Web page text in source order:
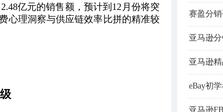
亿元的销售额，预计到12月份将突
心理洞察与供应链效率比拼的精准较
亚马逊